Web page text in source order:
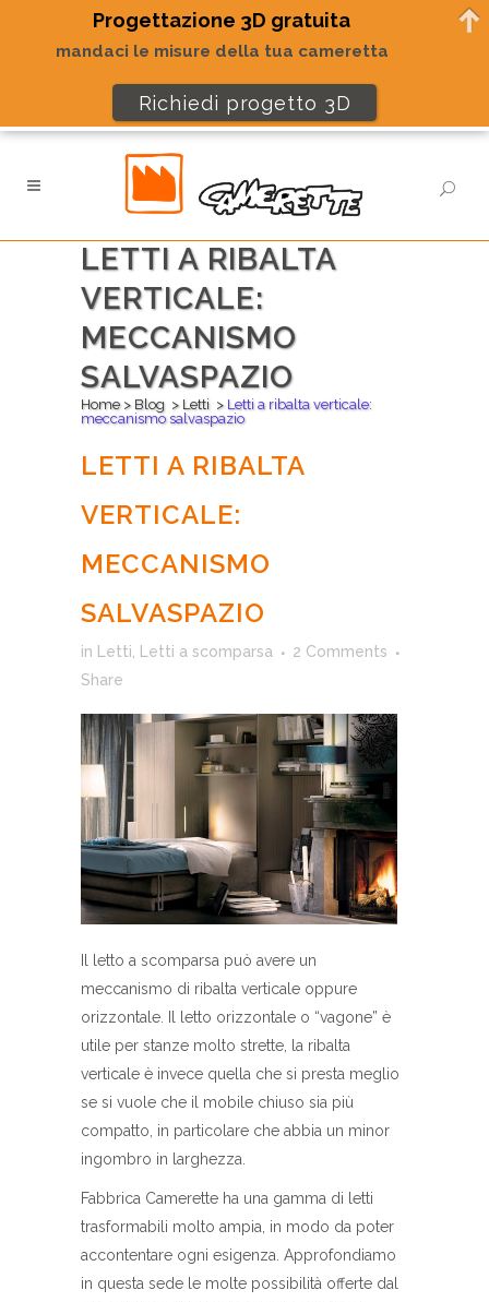
LETTI A RIBALTA
VERTICALE:
MECCANISMO
SALVASPAZIO
Home> Blog > Letti > Letti a ribalta verticale:
meccanismo salvaspazio
LETTI A RIBALTA
VERTICALE:
MECCANISMO
SALVASPAZIO
in Letti Letti a scomparsa
2 Comments
Share
Il letto a scomparsa può avere un
meccanismo di ribalta verticale oppure
orizzontale. Il letto orizzontale o “vagone” è
utile per stanze molto strette, la ribalta
verticale è invece quella che si presta meglio
se si vuole che il mobile chiuso sia più
compatto, in particolare che abbia un minor
ingombro in larghezza.
Fabbrica Camerette ha una gamma di letti
trasformabili molto ampia, in modo da poter
accontentare ogni esigenza. Approfondiamo
in questa sede le molte possibilità offerte dal
Progettazione 3D gratuita
mandaci le misure della tua cameretta
Richiedi progetto 3D